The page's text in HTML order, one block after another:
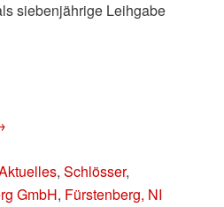
siebenjährige Leihgabe
,Schlösser,
GmbH, Fürstenberg, NI